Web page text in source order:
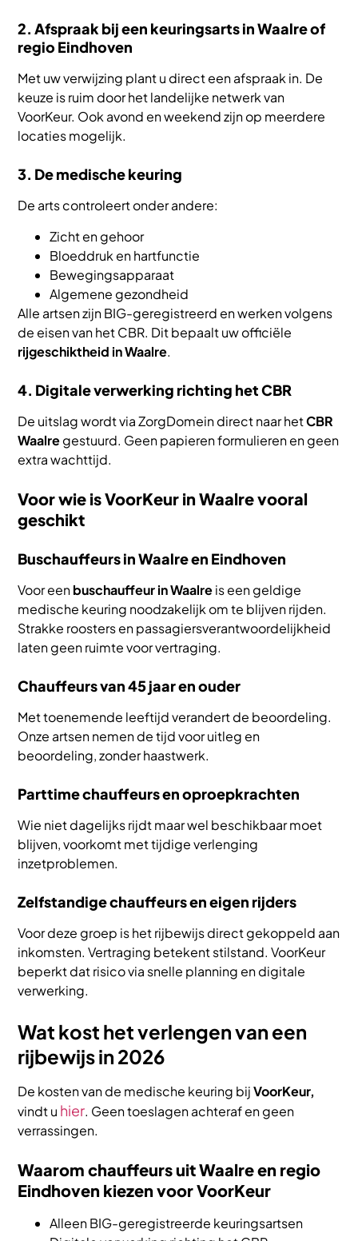
2. Afspraak bij een keuringsarts in Waalre of
regio Eindhoven
Met uw verwijzing plant u direct een afspraak in. De
keuze is ruim door het landelijke netwerk van
VoorKeur. Ook avond en weekend zijn op meerdere
locaties mogelijk.
3. De medische keuring
De arts controleert onder andere:
Zicht en gehoor
Bloeddruk en hartfunctie
Bewegingsapparaat
Algemene gezondheid
Alle artsen zijn BIG-geregistreerd en werken volgens
de eisen van het CBR. Dit bepaalt uw officiële
rijgeschiktheid in Waalre.
4. Digitale verwerking richting het CBR
De uitslag wordt via ZorgDomein direct naar hetCBR
Waalregestuurd. Geen papieren formulieren en geen
extra wachttijd.
Voor wie is VoorKeur in Waalre vooral
geschikt
Buschauffeurs in Waalre en Eindhoven
Voor eenbuschauffeur in Waalreis een geldige
medische keuring noodzakelijk om te blijven rijden.
Strakke roosters en passagiersverantwoordelijkheid
laten geen ruimte voor vertraging.
Chauffeurs van 45 jaar en ouder
Met toenemende leeftijd verandert de beoordeling.
Onze artsen nemen de tijd voor uitleg en
beoordeling, zonder haastwerk.
Parttime chauffeurs en oproepkrachten
Wie niet dagelijks rijdt maar wel beschikbaar moet
blijven, voorkomt met tijdige verlenging
inzetproblemen.
Zelfstandige chauffeurs en eigen rijders
Voor deze groep is het rijbewijs direct gekoppeld aan
inkomsten. Vertraging betekent stilstand. VoorKeur
beperkt dat risico via snelle planning en digitale
verwerking.
Wat kost het verlengen van een
rijbewijs in 2026
De kosten van de medische keuring bijVoorKeur,
vindt u hier. Geen toeslagen achteraf en geen
verrassingen.
Waarom chauffeurs uit Waalre en regio
Eindhoven kiezen voor VoorKeur
Alleen BIG-geregistreerde keuringsartsen